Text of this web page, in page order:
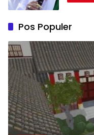
Pos Populer